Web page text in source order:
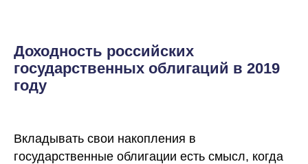
Доходность российских
государственных облигаций в 2019
году
Вкладывать свои накопления в
государственные облигации есть смысл, когда